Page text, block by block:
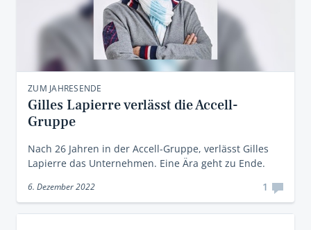
ZUM JAHRESENDE
Gilles Lapierre verlässt die Accell-
Gruppe
Nach 26 Jahren in der Accell-Gruppe, verlässt Gilles
Lapierre das Unternehmen. Eine Ära geht zu Ende.
6. Dezember 2022 1